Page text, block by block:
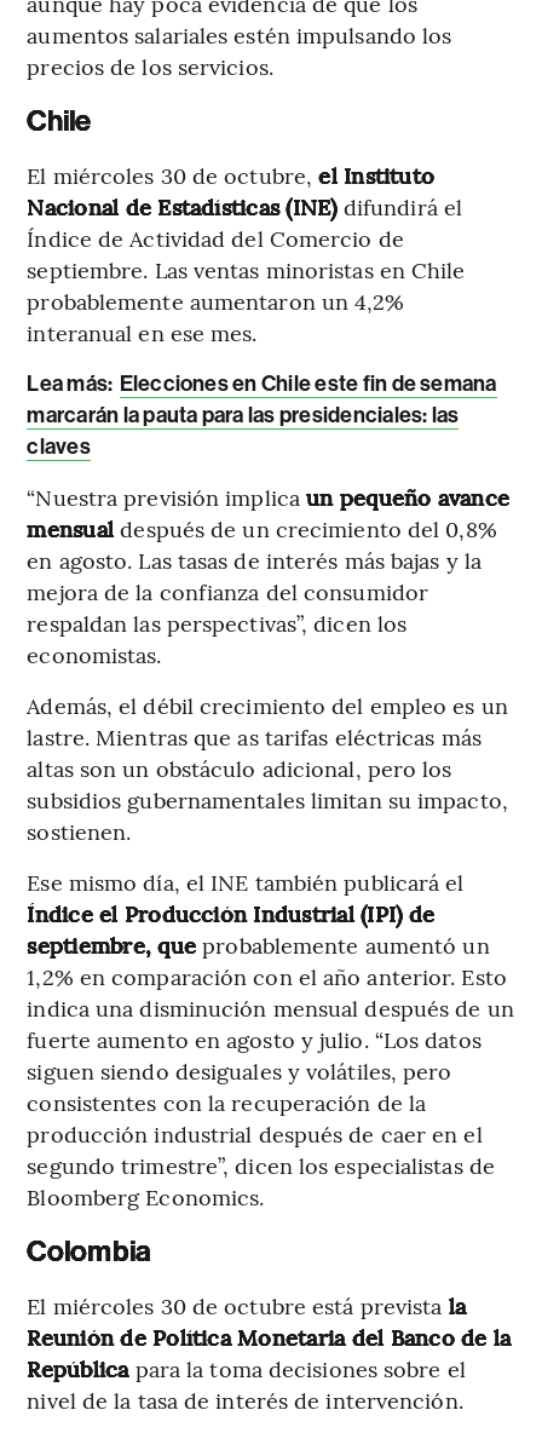
aumentos salariales estén impulsando los
precios de los servicios.
Chile
El miércoles 30 de octubre, el Instituto
Nacional de Estadísticas (INE) difundirá el
Índice de Actividad del Comercio de
septiembre. Las ventas minoristas en Chile
probablemente aumentaron un 4,2%
interanual en ese mes.
Lea más: Elecciones en Chile este fin de semana
marcarán la pauta para las presidenciales: las
claves
“Nuestra previsión implicaun pequeño avance
mensualdespués de un crecimiento del 0,8%
en agosto. Las tasas de interés más bajas y la
mejora de la confianza del consumidor
respaldan las perspectivas”, dicen los
economistas.
Además, el débil crecimiento del empleo es un
lastre. Mientras que as tarifas eléctricas más
altas son un obstáculo adicional, pero los
subsidios gubernamentales limitan su impacto,
sostienen.
Ese mismo día, el INE también publicará el
Índice el Producción Industrial (IPI) de
septiembre, queprobablemente aumentó un
1,2% en comparación con el año anterior. Esto
indica una disminución mensual después de un
fuerte aumento en agosto y julio. “Los datos
siguen siendo desiguales y volátiles, pero
consistentes con la recuperación de la
producción industrial después de caer en el
segundo trimestre”, dicen los especialistas de
Bloomberg Economics.
Colombia
El miércoles 30 de octubre está prevista la
Reunión de Política Monetaria del Banco de la
Repúblicapara la toma decisiones sobre el
nivel de la tasa de interés de intervención.